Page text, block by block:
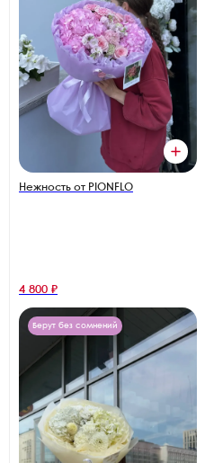
Нежность от PIONFLO
4 800 ₽
Берут без сомнений